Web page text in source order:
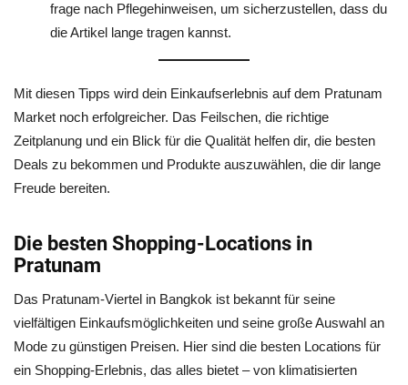
frage nach Pflegehinweisen, um sicherzustellen, dass du
die Artikel lange tragen kannst.
Mit diesen Tipps wird dein Einkaufserlebnis auf dem Pratunam
Market noch erfolgreicher. Das Feilschen, die richtige
Zeitplanung und ein Blick für die Qualität helfen dir, die besten
Deals zu bekommen und Produkte auszuwählen, die dir lange
Freude bereiten.
Die besten Shopping-Locations in
Pratunam
Das Pratunam-Viertel in Bangkok ist bekannt für seine
vielfältigen Einkaufsmöglichkeiten und seine große Auswahl an
Mode zu günstigen Preisen. Hier sind die besten Locations für
ein Shopping-Erlebnis, das alles bietet – von klimatisierten